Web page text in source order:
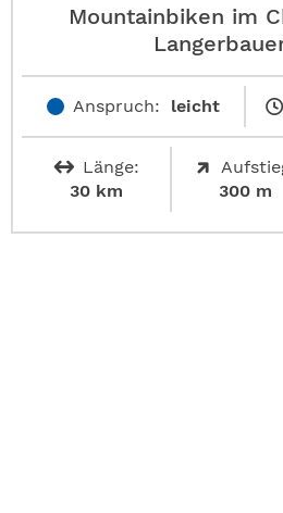
Mountainbiken im
Anspruch: leicht
Länge:
30 km
300 m